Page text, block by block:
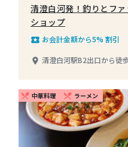
清澄白河発！釣りとフ
ショップ
local_play お会計金額から5% 割引
place 清澄白河駅B2出口から徒
restaurant_menu 中華料理 restaurant_menu ラーメン